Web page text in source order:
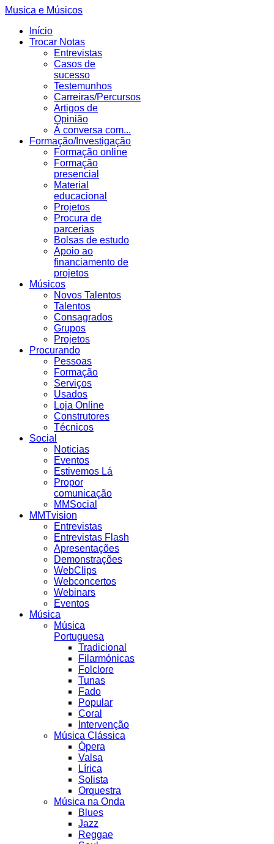
Musica e Músicos
Início
Trocar Notas
Entrevistas
Casos de
sucesso
Testemunhos
Carreiras/Percursos
Artigos de
Opinião
Á conversa com...
Formação/Investigação
Formação online
Formação
presencial
Material
educacional
Projetos
Procura de
parcerias
Bolsas de estudo
Apoio ao
financiamento de
projetos
Músicos
Novos Talentos
Talentos
Consagrados
Grupos
Projetos
Procurando
Pessoas
Formação
Serviços
Usados
Loja Online
Construtores
Técnicos
Social
Noticias
Eventos
Estivemos Lá
Propor
comunicação
MMSocial
MMTvision
Entrevistas
Entrevistas Flash
Apresentações
Demonstrações
WebClips
Webconcertos
Webinars
Eventos
Música
Música
Portuguesa
Tradicional
Filarmónicas
Folclore
Tunas
Fado
Popular
Coral
Intervenção
Música Clássica
Ópera
Valsa
Lírica
Solista
Orquestra
Música na Onda
Blues
Jazz
Reggae